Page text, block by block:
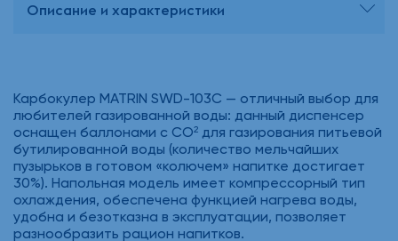
Описание и характеристики
Карбокулер MATRIN SWD-103C — отличный выбор для
любителей газированной воды: данный диспенсер
оснащен баллонами с СО² для газирования питьевой
бутилированной воды (количество мельчайших
пузырьков в готовом «колючем» напитке достигает
30%). Напольная модель имеет компрессорный тип
охлаждения, обеспечена функцией нагрева воды,
удобна и безотказна в эксплуатации, позволяет
разнообразить рацион напитков.